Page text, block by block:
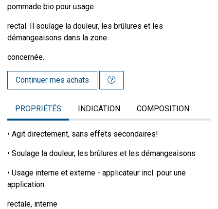
pommade bio pour usage
rectal. Il soulage la douleur, les brûlures et les
démangeaisons dans la zone
concernée.
Continuer mes achats
PROPRIÉTÉS INDICATION COMPOSITION
• Agit directement, sans effets secondaires!
• Soulage la douleur, les brûlures et les démangeaisons
• Usage interne et externe - applicateur incl. pour une
application
rectale, interne